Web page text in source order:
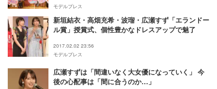
モデルプレス
新垣結衣・高畑充希・波瑠・広瀬すず「エランドー
ル賞」授賞式、個性豊かなドレスアップで魅了
2017.02.02 23:56
モデルプレス
広瀬すずは「間違いなく大女優になっていく」 今
後の心配事は「間に合うのか…」